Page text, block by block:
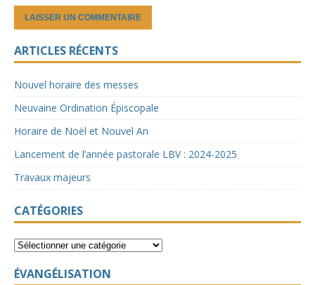
ARTICLES RÉCENTS
Nouvel horaire des messes
Neuvaine Ordination Épiscopale
Horaire de Noël et Nouvel An
Lancement de l’année pastorale LBV : 2024-2025
Travaux majeurs
CATÉGORIES
ÉVANGÉLISATION